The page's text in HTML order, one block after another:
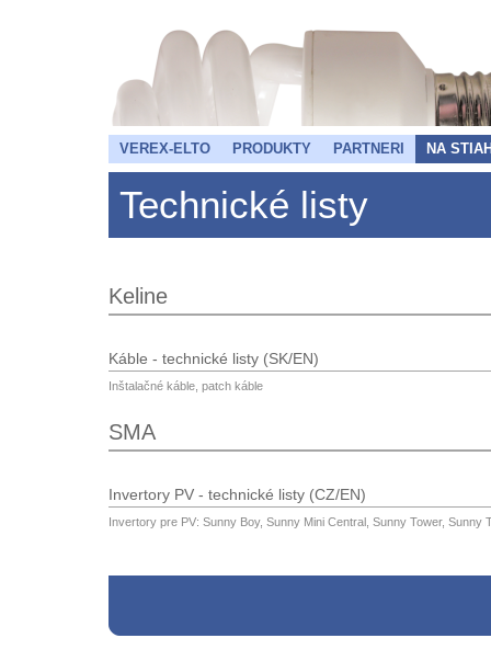
VEREX-ELTO PRODUKTY PARTNERI NA
Technické listy
Keline
Káble - technické listy (SK/EN)
Inštalačné káble, patch káble
SMA
Invertory PV - technické listy (CZ/EN)
Invertory pre PV: Sunny Boy, Sunny Mini Central, Sunny Tower, Sunny